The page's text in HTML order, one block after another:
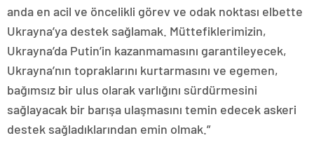
anda en acil ve öncelikli görev ve odak noktası elbette
Ukrayna’ya destek sağlamak. Müttefiklerimizin,
Ukrayna’da Putin’in kazanmamasını garantileyecek,
Ukrayna’nın topraklarını kurtarmasını ve egemen,
bağımsız bir ulus olarak varlığını sürdürmesini
sağlayacak bir barışa ulaşmasını temin edecek askeri
destek sağladıklarından emin olmak.”